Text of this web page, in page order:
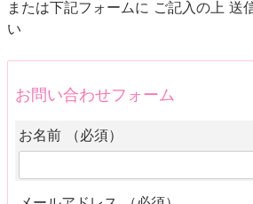
または下記フォームに ご記入の上 送
い
お問い合わせフォーム
お名前 （必須）